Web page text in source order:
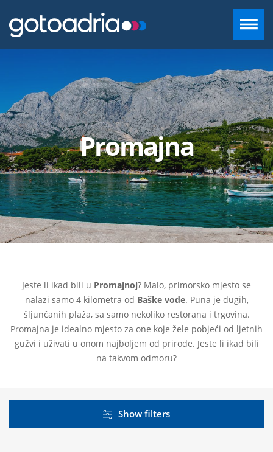
DESTINACIJE
CONTACT
+385 97 720 2882
INFO@GOTOADRIA.COM
HR
Promajna
Jeste li ikad bili u Promajnoj? Malo, primorsko mjesto se
nalazi samo 4 kilometra od Baške vode. Puna je dugih,
šljunčanih plaža, sa samo nekoliko restorana i trgovina.
Promajna je idealno mjesto za one koje žele pobjeći od ljetnih
gužvi i uživati u onom najboljem od prirode. Jeste li ikad bili
na takvom odmoru?
Show filters